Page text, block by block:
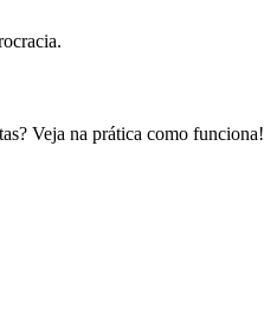
Veja na prática como funciona!